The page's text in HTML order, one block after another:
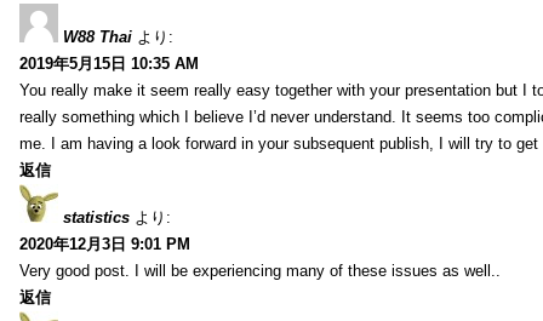
W88 Thai より:
2019年5月15日 10:35 AM
You really make it seem really easy together with your presentation but I
really something which I believe I’d never understand. It seems too
me. I am having a look forward in your subsequent publish, I will try to
返信
statistics より:
2020年12月3日 9:01 PM
Very good post. I will be experiencing many of these issues as well..
返信